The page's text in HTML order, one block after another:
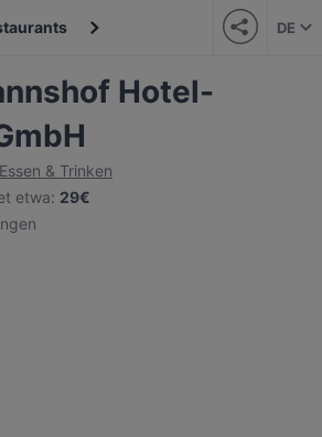
DE
Hotel-
Essen & Trinken
etwa: 29€